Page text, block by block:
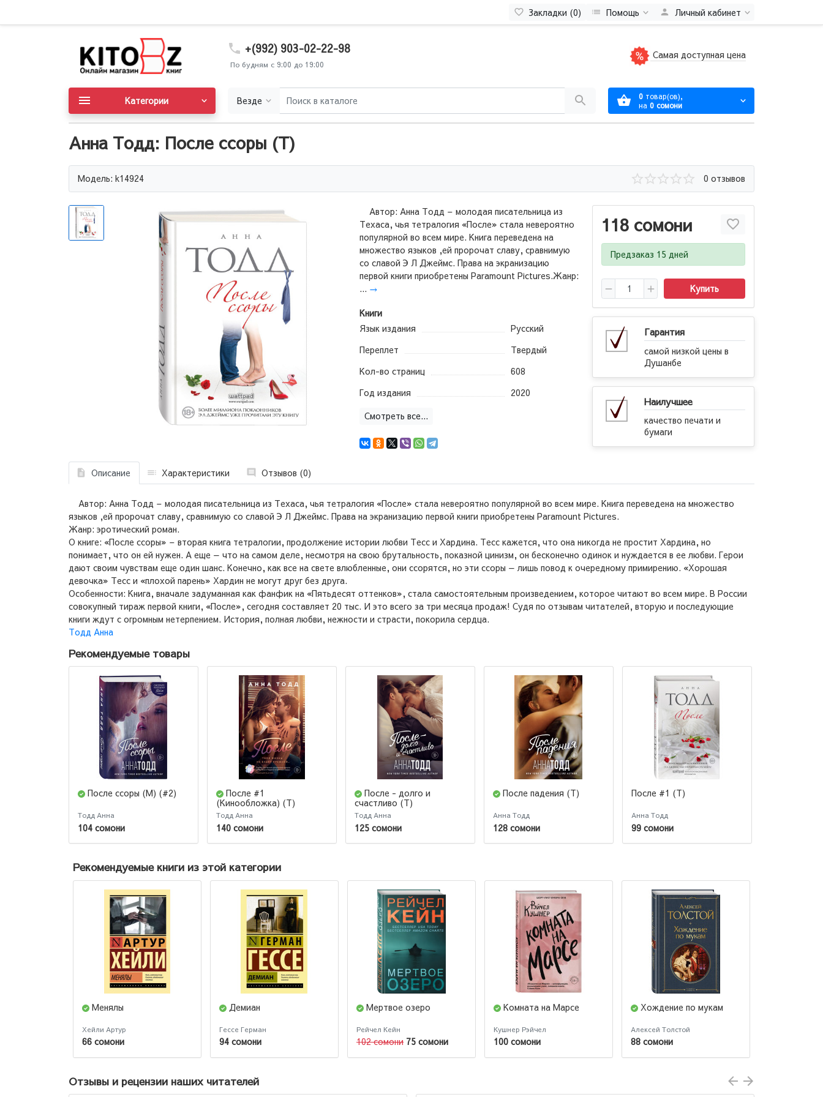
Закладки (0) Помощь Личный кабинет
+(992) 903-02-22-98
По будням с 9:00 до 19:00
Самая доступная цена
Везде 0 товар(ов),
на 0 сомони
Категории
Анна Тодд: После ссоры (Т)
Модель: k14924 0 отзывов
118 сомони
Предзаказ 15 дней
Купить
Гарантия
самой низкой цены в
Душанбе
Наилучшее
качество печати и
бумаги
Автор: Анна Тодд – молодая писательница из
Техаса, чья тетралогия «После» стала невероятно
популярной во всем мире. Книга переведена на
множество языков ,ей пророчат славу, сравнимую
со славой Э Л Джеймс. Права на экранизацию
первой книги приобретены Paramount Pictures.Жанр:
... →
Книги
Язык издания
Русский
Переплет
Твердый
Кол-во страниц
608
Год издания
2020
Смотреть все...
Описание Характеристики Отзывов (0)
Автор: Анна Тодд – молодая писательница из Техаса, чья тетралогия «После» стала невероятно популярной во всем мире. Книга переведена на множество
языков ,ей пророчат славу, сравнимую со славой Э Л Джеймс. Права на экранизацию первой книги приобретены Paramount Pictures.
Жанр: эротический роман.
О книге: «После ссоры» – вторая книга тетралогии, продолжение истории любви Тесс и Хардина. Тесс кажется, что она никогда не простит Хардина, но
понимает, что он ей нужен. А еще — что на самом деле, несмотря на свою брутальность, показной цинизм, он бесконечно одинок и нуждается в ее любви. Герои
дают своим чувствам еще один шанс. Конечно, как все на свете влюбленные, они ссорятся, но эти ссоры — лишь повод к очередному примирению. «Хорошая
девочка» Тесс и «плохой парень» Хардин не могут друг без друга.
Особенности: Книга, вначале задуманная как фанфик на «Пятьдесят оттенков», стала самостоятельным произведением, которое читают во всем мире. В России
совокупный тираж первой книги, «После», сегодня составляет 20 тыс. И это всего за три месяца продаж! Судя по отзывам читателей, вторую и последующие
книги ждут с огромным нетерпением. История, полная любви, нежности и страсти, покорила сердца.
Тодд Анна
Рекомендуемые товары
После ссоры (М) (#2)
Тодд Анна
104 сомони
После #1
(Кинообложка) (Т)
Тодд Анна
140 сомони
После - долго и
счастливо (Т)
Тодд Анна
125 сомони
После падения (Т)
Анна Тодд
128 сомони
После #1 (Т)
Анна Тодд
99 сомони
Рекомендуемые книги из этой категории
Менялы
Хейли Артур
66 сомони
Демиан
Гессе Герман
94 сомони
Мертвое озеро
Рейчел Кейн
102 сомони 75 сомони
Комната на Марсе
Кушнер Рэйчел
100 сомони
Хождение по мукам
Алексей Толстой
88 сомони
Отзывы и рецензии наших читателей